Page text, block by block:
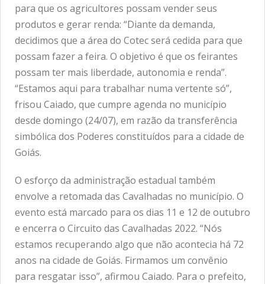
para que os agricultores possam vender seus
produtos e gerar renda: “Diante da demanda,
decidimos que a área do Cotec será cedida para que
possam fazer a feira. O objetivo é que os feirantes
possam ter mais liberdade, autonomia e renda”.
“Estamos aqui para trabalhar numa vertente só”,
frisou Caiado, que cumpre agenda no município
desde domingo (24/07), em razão da transferência
simbólica dos Poderes constituídos para a cidade de
Goiás.
O esforço da administração estadual também
envolve a retomada das Cavalhadas no município. O
evento está marcado para os dias 11 e 12 de outubro
e encerra o Circuito das Cavalhadas 2022. “Nós
estamos recuperando algo que não acontecia há 72
anos na cidade de Goiás. Firmamos um convênio
para resgatar isso”, afirmou Caiado. Para o prefeito,